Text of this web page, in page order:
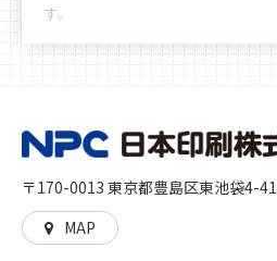
す。
豊富なノウハウや実績により、
選択肢のご提案をさせていただ
に、社会に、彩りを加えるとと
る「モノ」づくり、印刷物をき
や世界を生む「コト」づくりの
す。
〒170-0013 東京都豊島区東池袋4-
MAP